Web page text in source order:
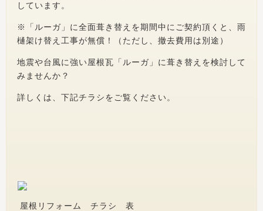
しています。
※「ルーガ」に全面葺き替えを期間中にご契約頂くと、雨
樋架け替え工事が無償！（ただし、撤去費用は別途）
地震や台風に強い屋根瓦「ルーガ」に葺き替えを検討して
みませんか？
詳しくは、下記チラシをご覧ください。
屋根リフォーム チラシ 表